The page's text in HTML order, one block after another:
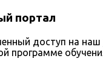
портал
доступ на наш
программе